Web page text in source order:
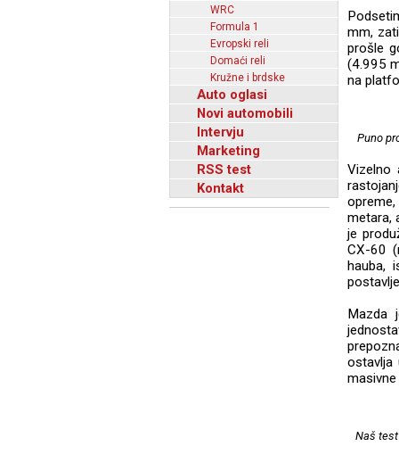
WRC
Formula 1
Evropski reli
Domaći reli
Kružne i brdske
Auto oglasi
Novi automobili
Intervju
Marketing
RSS test
Kontakt
mm,
prošle
(4.995
na
Puno
Vizelno
metara,
je
CX-60
hauba,
Mazda
ostavlja
Naš